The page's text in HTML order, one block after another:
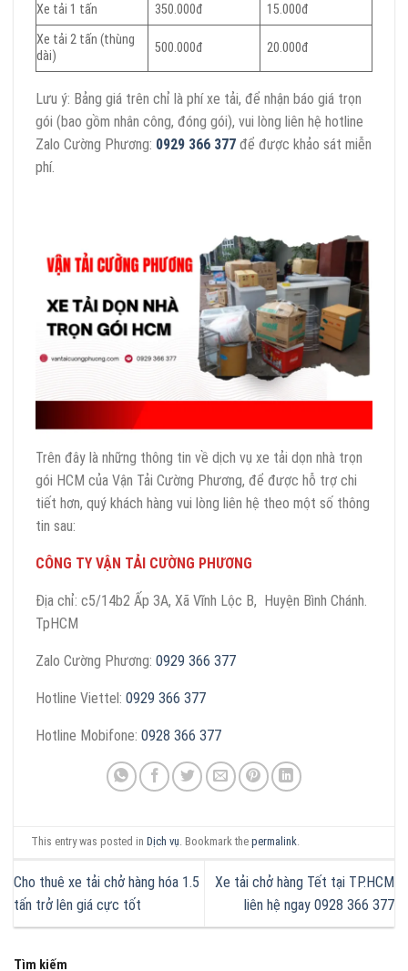
Xe tải 1 tấn
350.000đ
15.000đ
Xe tải 2 tấn (thùng
dài)
500.000đ 20.000đ
Lưu ý: Bảng giá trên chỉ là phí xe tải, để nhận báo giá trọn
gói (bao gồm nhân công, đóng gói), vui lòng liên hệ hotline
Zalo Cường Phương: 0929 366 377 để được khảo sát miễn
phí.
Trên đây là những thông tin về dịch vụ xe tải dọn nhà trọn
gói HCM của Vận Tải Cường Phương, để được hỗ trợ chi
tiết hơn, quý khách hàng vui lòng liên hệ theo một số thông
tin sau:
CÔNG TY VẬN TẢI CƯỜNG PHƯƠNG
Địa chỉ: c5/14b2 Ấp 3A, Xã Vĩnh Lộc B, Huyện Bình Chánh.
TpHCM
Zalo Cường Phương: 0929 366 377
Hotline Viettel: 0929 366 377
Hotline Mobifone: 0928 366 377
This entry was posted inDịch vụ . Bookmark thepermalink
Cho thuê xe tải chở hàng hóa 1.5
tấn trở lên giá cực tốt
Xe tải chở hàng Tết tại TP.HCM
liên hệ ngay 0928 366 377
Tìm kiếm